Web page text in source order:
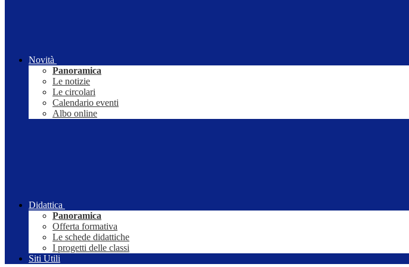
Novità
Panoramica
Le notizie
Le circolari
Calendario eventi
Albo online
Didattica
Panoramica
Offerta formativa
Le schede didattiche
I progetti delle classi
Siti Utili